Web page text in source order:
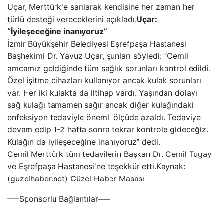
Uçar, Merttürk'e sarılarak kendisine her zaman her
türlü desteği vereceklerini açıkladı.Uçar:
“İyileşeceğine inanıyoruz”
İzmir Büyükşehir Belediyesi Eşrefpaşa Hastanesi
Başhekimi Dr. Yavuz Uçar, şunları söyledi: “Cemil
amcamız geldiğinde tüm sağlık sorunları kontrol edildi.
Özel işitme cihazları kullanıyor ancak kulak sorunları
var. Her iki kulakta da iltihap vardı. Yaşından dolayı
sağ kulağı tamamen sağır ancak diğer kulağındaki
enfeksiyon tedaviyle önemli ölçüde azaldı. Tedaviye
devam edip 1-2 hafta sonra tekrar kontrole gideceğiz.
Kulağın da iyileşeceğine inanıyoruz” dedi.
Cemil Merttürk tüm tedavilerin Başkan Dr. Cemil Tugay
ve Eşrefpaşa Hastanesi'ne teşekkür etti.Kaynak:
(guzelhaber.net) Güzel Haber Masası
—–Sponsorlu Bağlantılar—–